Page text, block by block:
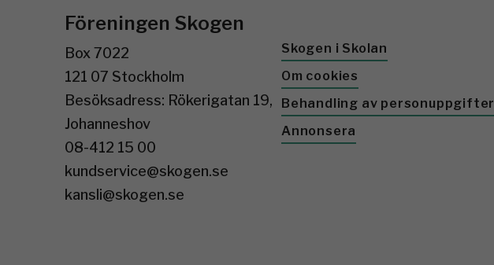
Föreningen Skogen
Box 7022
121 07 Stockholm
Besöksadress: Rökerigatan 19,
Johanneshov
08-412 15 00
kundservice@skogen.se
kansli@skogen.se
Skogen i Skolan
Om cookies
Behandling av personuppgifter
Annonsera